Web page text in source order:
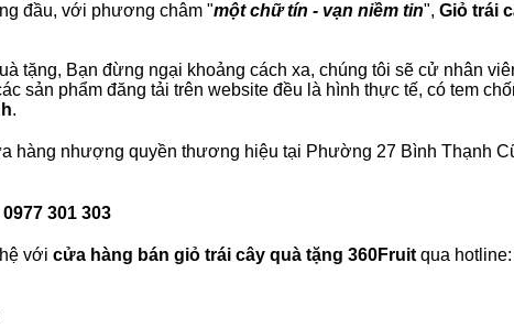
đầu, với phương châm "một chữ tín - vạn niềm tin", Giỏ trái
tặng, Bạn đừng ngại khoảng cách xa, chúng tôi sẽ cử nhân
sản phẩm đăng tải trên website đều là hình thực tế, có tem
.
hàng nhượng quyền thương hiệu tại Phường 27 Bình Thạnh
301 303
với cửa hàng bán giỏ trái cây quà tặng 360Fruit qua